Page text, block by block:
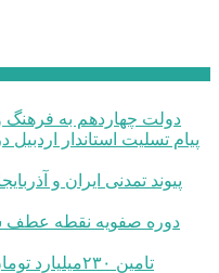
دولت چهاردهم به فرهنگ
تامین ۲۳۰میلیارد تومان برای تکمیل تالار شهر اردبیل